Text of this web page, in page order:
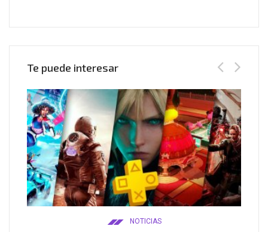
Te puede interesar
NOTICIAS